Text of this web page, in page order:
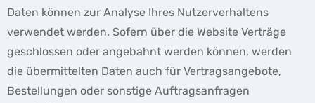
Daten können zur Analyse Ihres Nutzerverhaltens
verwendet werden. Sofern über die Website Verträge
geschlossen oder angebahnt werden können, werden
die übermittelten Daten auch für Vertragsangebote,
Bestellungen oder sonstige Auftragsanfragen